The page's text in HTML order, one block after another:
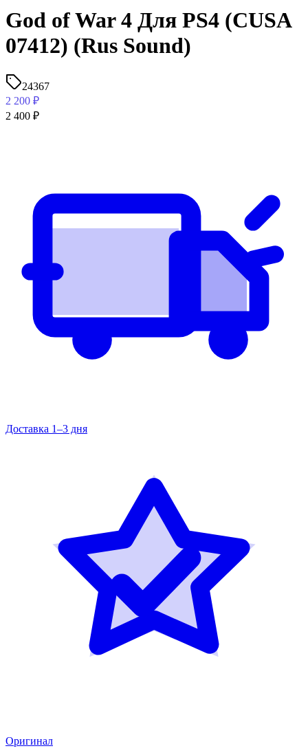
God of War 4 Для PS4 (CUSA
07412) (Rus Sound)
24367
2 200 ₽
2 400 ₽
Доставка 1–3 дня
Оригинал